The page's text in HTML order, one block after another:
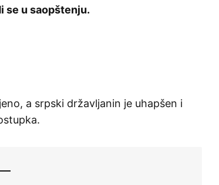
se u saopštenju.
a srpski državljanin je uhapšen i